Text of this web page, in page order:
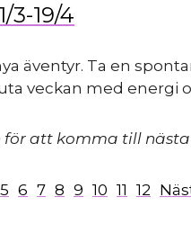
3-19/4
äventyr. Ta en
veckan med energi
för att komma till
5 6 7 8 9 10 11 12